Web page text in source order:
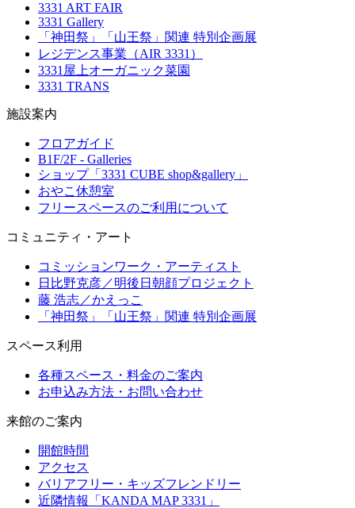
3331 ART FAIR
3331 Gallery
「神田祭」「山王祭」関連 特別企画展
レジデンス事業（AIR 3331）
3331屋上オーガニック菜園
3331 TRANS
施設案内
フロアガイド
B1F/2F - Galleries
ショップ「3331 CUBE shop&gallery」
おやこ休憩室
フリースペースのご利用について
コミュニティ・アート
コミッションワーク・アーティスト
日比野克彦／明後日朝顔プロジェクト
藤 浩志／かえっこ
「神田祭」「山王祭」関連 特別企画展
スペース利用
各種スペース・料金のご案内
お申込み方法・お問い合わせ
来館のご案内
開館時間
アクセス
バリアフリー・キッズフレンドリー
近隣情報「KANDA MAP 3331」